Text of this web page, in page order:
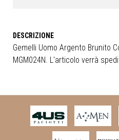
Gemelli Uomo Argento Brunito
MGM024N. L'articolo verrà